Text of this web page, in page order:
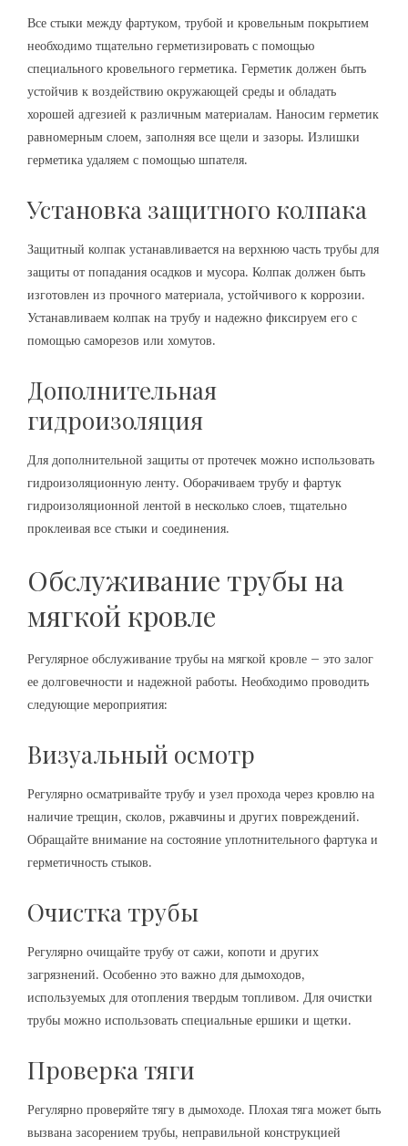
Все стыки между фартуком, трубой и кровельным покрытием
необходимо тщательно герметизировать с помощью
специального кровельного герметика. Герметик должен быть
устойчив к воздействию окружающей среды и обладать
хорошей адгезией к различным материалам. Наносим герметик
равномерным слоем, заполняя все щели и зазоры. Излишки
герметика удаляем с помощью шпателя.
Установка защитного колпака
Защитный колпак устанавливается на верхнюю часть трубы для
защиты от попадания осадков и мусора. Колпак должен быть
изготовлен из прочного материала, устойчивого к коррозии.
Устанавливаем колпак на трубу и надежно фиксируем его с
помощью саморезов или хомутов.
Дополнительная
гидроизоляция
Для дополнительной защиты от протечек можно использовать
гидроизоляционную ленту. Оборачиваем трубу и фартук
гидроизоляционной лентой в несколько слоев, тщательно
проклеивая все стыки и соединения.
Обслуживание трубы на
мягкой кровле
Регулярное обслуживание трубы на мягкой кровле – это залог
ее долговечности и надежной работы. Необходимо проводить
следующие мероприятия:
Визуальный осмотр
Регулярно осматривайте трубу и узел прохода через кровлю на
наличие трещин, сколов, ржавчины и других повреждений.
Обращайте внимание на состояние уплотнительного фартука и
герметичность стыков.
Очистка трубы
Регулярно очищайте трубу от сажи, копоти и других
загрязнений. Особенно это важно для дымоходов,
используемых для отопления твердым топливом. Для очистки
трубы можно использовать специальные ершики и щетки.
Проверка тяги
Регулярно проверяйте тягу в дымоходе. Плохая тяга может быть
вызвана засорением трубы, неправильной конструкцией